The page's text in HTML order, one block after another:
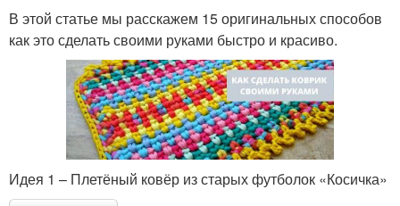
В этой статье мы расскажем 15 оригинальных способов
как это сделать своими руками быстро и красиво.
Идея 1 – Плетёный ковёр из старых футболок «Косичка»